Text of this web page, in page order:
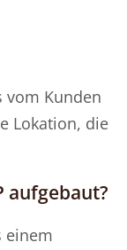
vom Kunden
Lokation, die
aufgebaut?
einem